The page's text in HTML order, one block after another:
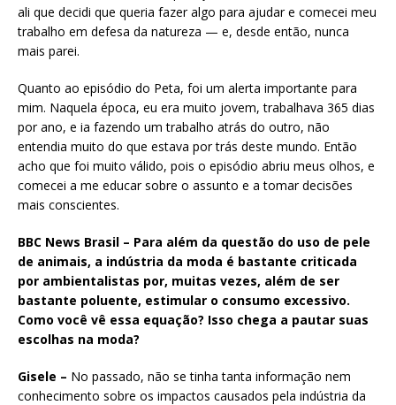
ali que decidi que queria fazer algo para ajudar e comecei meu
trabalho em defesa da natureza ­— e, desde então, nunca
mais parei.
Quanto ao episódio do Peta, foi um alerta importante para
mim. Naquela época, eu era muito jovem, trabalhava 365 dias
por ano, e ia fazendo um trabalho atrás do outro, não
entendia muito do que estava por trás deste mundo. Então
acho que foi muito válido, pois o episódio abriu meus olhos, e
comecei a me educar sobre o assunto e a tomar decisões
mais conscientes.
BBC News Brasil – Para além da questão do uso de pele
de animais, a indústria da moda é bastante criticada
por ambientalistas por, muitas vezes, além de ser
bastante poluente, estimular o consumo excessivo.
Como você vê essa equação? Isso chega a pautar suas
escolhas na moda?
Gisele – No passado, não se tinha tanta informação nem
conhecimento sobre os impactos causados pela indústria da